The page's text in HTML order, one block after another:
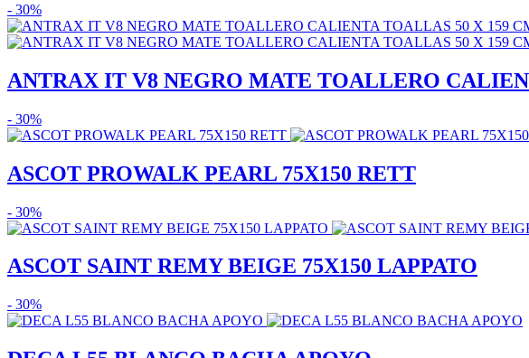
- 30%
ANTRAX IT V8 NEGRO MATE TOALLERO
- 30%
ASCOT PROWALK PEARL 75X150 RETT
- 30%
ASCOT SAINT REMY BEIGE 75X150 LAPPATO
- 30%